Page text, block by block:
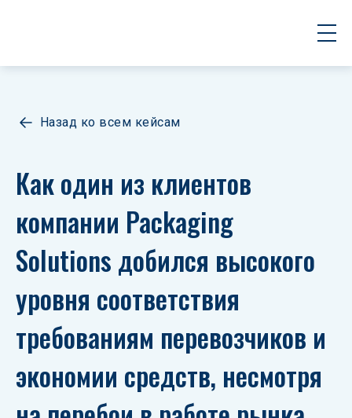
Назад ко всем кейсам
Как один из клиентов
компании Packaging
Solutions добился высокого
уровня соответствия
требованиям перевозчиков и
экономии средств, несмотря